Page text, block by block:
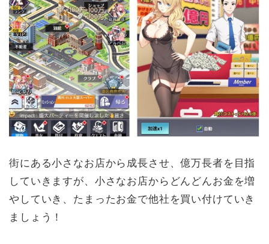
街にある小さなお店から成長させ、億万長者を目指
していきますが、小さなお店からどんどんお金を増
やしていき、たまったお金で他社を買い付けていき
ましょう！